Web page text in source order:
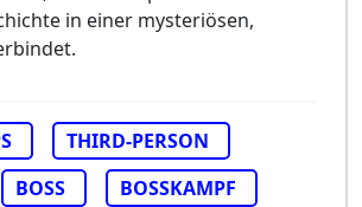
in einer mysteriösen,
THIRD-PERSON
BOSS
BOSSKAMPF